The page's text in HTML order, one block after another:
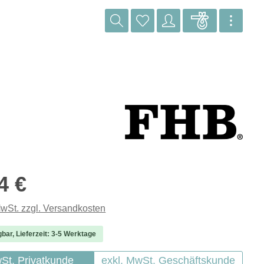
€
zzgl. Versandkosten
Lieferzeit: 3-5 Werktage
Privatkunde exkl. MwSt. Geschäftskunde